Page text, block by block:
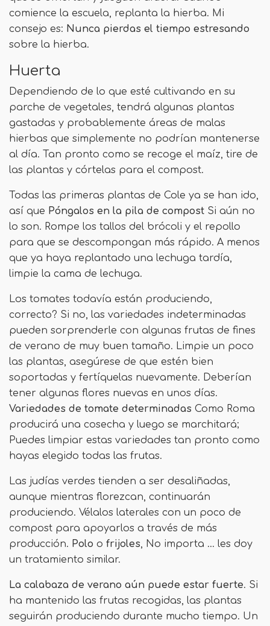
comience la escuela, replanta la hierba. Mi
consejo es: Nunca pierdas el tiempo estresando
sobre la hierba.
Huerta
Dependiendo de lo que esté cultivando en su
parche de vegetales, tendrá algunas plantas
gastadas y probablemente áreas de malas
hierbas que simplemente no podrían mantenerse
al día. Tan pronto como se recoge el maíz, tire de
las plantas y córtelas para el compost.
Todas las primeras plantas de Cole ya se han ido,
así que Póngalos en la pila de compost Si aún no
lo son. Rompe los tallos del brócoli y el repollo
para que se descompongan más rápido. A menos
que ya haya replantado una lechuga tardía,
limpie la cama de lechuga.
Los tomates todavía están produciendo,
correcto? Si no, las variedades indeterminadas
pueden sorprenderle con algunas frutas de fines
de verano de muy buen tamaño. Limpie un poco
las plantas, asegúrese de que estén bien
soportadas y fertíquelas nuevamente. Deberían
tener algunas flores nuevas en unos días.
Variedades de tomate determinadas Como Roma
producirá una cosecha y luego se marchitará;
Puedes limpiar estas variedades tan pronto como
hayas elegido todas las frutas.
Las judías verdes tienden a ser desaliñadas,
aunque mientras florezcan, continuarán
produciendo. Vélalos laterales con un poco de
compost para apoyarlos a través de más
producción. Polo o frijoles, No importa ... les doy
un tratamiento similar.
La calabaza de verano aún puede estar fuerte. Si
ha mantenido las frutas recogidas, las plantas
seguirán produciendo durante mucho tiempo. Un